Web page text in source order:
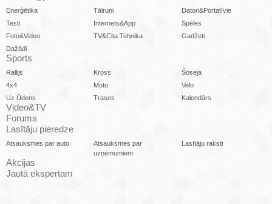
Enerģētika Tālruņi
Datori&Portatīvie
Testi
Internets&App
Spēles
Foto&Video
TV&Cita Tehnika
Gadžeti
Dažādi
Sports
Rallijs Kross
Šoseja
4x4
Moto
Velo
Uz Ūdens
Trases Kalendārs
Video&TV
Forums
Lasītāju pieredze
Atsauksmes par auto
Atsauksmes par
uzņēmumiem
Lasītāju raksti
Akcijas
Jautā ekspertam